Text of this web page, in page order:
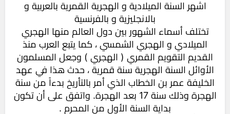
اشهر السنة الميلادية و الهجرية القمرية بالعربية و
بالانجليزية و بالفرنسية
تختلف أسماء الشهور بين دول العالم منها الهجري
الميلادي و الهجري الشمسي ، كما يتبع العرب منذ
القديم التقويم القمري ( الهجري ) وجعل المسلمون
الأوائل السنة الهجرية سنة قمرية ، حدث هذا في عهد
الخليفة عمر بن الخطاب الذي أمر بالتأريخ بدءاً من سنة
الهجرة وذلك سنة 17 بعد الهجرة. واتفق على أن تكون
بداية السنة الأول من المحرم .